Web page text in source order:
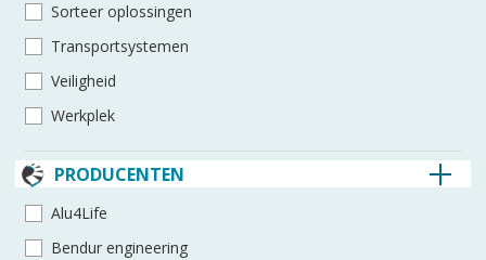
Sorteer oplossingen
Transportsystemen
Veiligheid
Werkplek
PRODUCENTEN
Alu4Life
Bendur engineering